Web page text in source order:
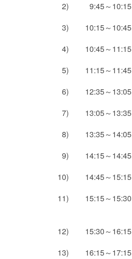
2) 9:45～10:15
3) 10:15～10:45
4) 10:45～11:15
5) 11:15～11:45
6) 12:35～13:05
7) 13:05～13:35
8) 13:35～14:05
9) 14:15～14:45
10)
14:45～15:15
11)
15:15～15:30
12)
15:30～16:15
13)
16:15～17:15